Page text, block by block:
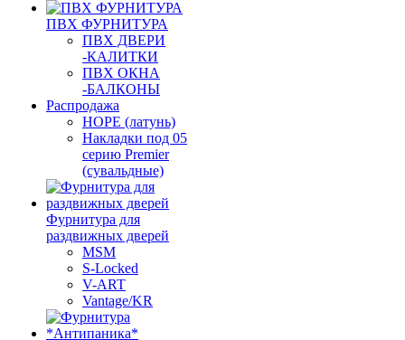
ПВХ ФУРНИТУРА
ПВХ ДВЕРИ
-КАЛИТКИ
ПВХ ОКНА
-БАЛКОНЫ
Распродажа
HOPE (латунь)
Накладки под 05
серию Premier
(сувальдные)
Фурнитура для
раздвижных дверей
MSM
S-Locked
V-ART
Vantage/KR